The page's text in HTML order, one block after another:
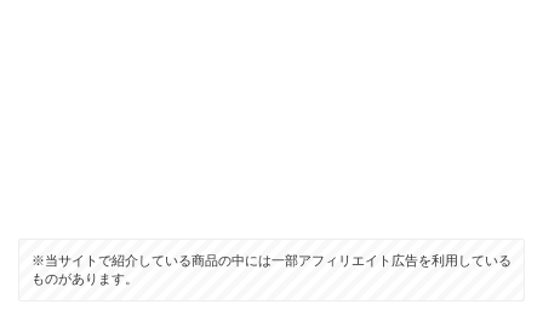
※当サイトで紹介している商品の中には一部アフィリエイト広告を利用している
ものがあります。